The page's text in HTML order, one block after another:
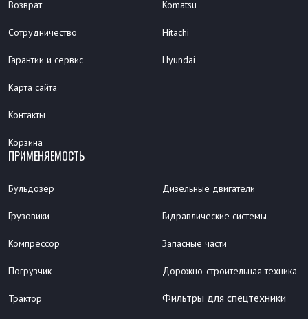
Возврат
Сотрудничество
Гарантии и сервис
Карта сайта
Контакты
Корзина
Komatsu
Hitachi
Hyundai
ПРИМЕНЯЕМОСТЬ
Бульдозер
Грузовики
Компрессор
Погрузчик
Трактор
Дизельные двигатели
Гидравлические системы
Запасные части
Дорожно-строительная техника
Фильтры для спецтехники